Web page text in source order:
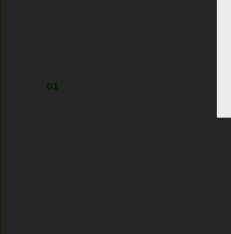
01